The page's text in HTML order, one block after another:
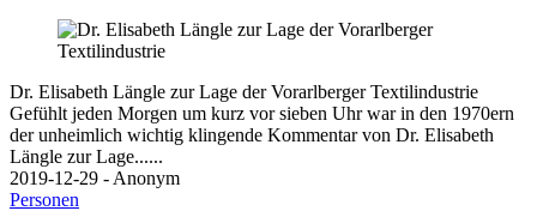
Dr. Elisabeth Längle zur Lage der Vorarlberger Textilindustrie
Gefühlt jeden Morgen um kurz vor sieben Uhr war in den 1970ern
der unheimlich wichtig klingende Kommentar von Dr. Elisabeth
Längle zur Lage......
2019-12-29 - Anonym
Personen